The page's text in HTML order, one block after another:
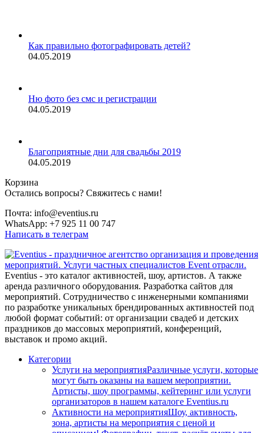
Как правильно фотографировать детей?
04.05.2019
Ню фото без смс и регистрации
04.05.2019
Благоприятные дни для свадьбы 2019
04.05.2019
Корзина
Остались вопросы? Свяжитесь с нами!
Почта: info@eventius.ru
WhatsApp: +7 925 11 00 747
Написать в телеграм
Eventius - это каталог активностей, шоу, артистов. А также
аренда различного оборудования. Разработка сайтов для
мероприятий. Сотрудничество с инженерными компаниями
по разработке уникальных брендированных активностей под
любой формат событий: от организации свадеб и детских
праздников до массовых мероприятий, конференций,
выставок и промо акций.
Категории
Услуги на мероприятияРазличные услуги, которые
могут быть оказаны на вашем мероприятии.
Артисты, шоу программы, кейтеринг или услуги
организаторов в нашем каталоге Eventius.ru
Активности на мероприятияШоу, активность,
зона, артисты на мероприятия с ценой и